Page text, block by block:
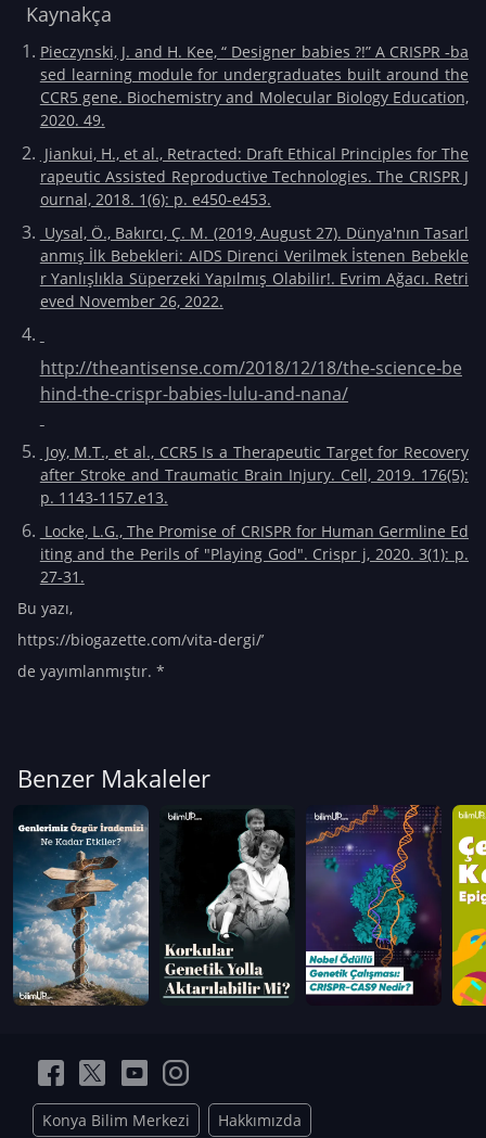
Kaynakça
Pieczynski, J. and H. Kee, “ Designer babies ?!” A CRISPR ‐ba
sed learning module for undergraduates built around the
CCR5 gene. Biochemistry and Molecular Biology Education,
2020. 49.
Jiankui, H., et al., Retracted: Draft Ethical Principles for The
rapeutic Assisted Reproductive Technologies. The CRISPR J
ournal, 2018. 1(6): p. e450-e453.
Uysal, Ö., Bakırcı, Ç. M. (2019, August 27). Dünya'nın Tasarl
anmış İlk Bebekleri: AIDS Direnci Verilmek İstenen Bebekle
r Yanlışlıkla Süperzeki Yapılmış Olabilir!. Evrim Ağacı. Retri
eved November 26, 2022.
http://theantisense.com/2018/12/18/the-science-be
hind-the-crispr-babies-lulu-and-nana/
Joy, M.T., et al., CCR5 Is a Therapeutic Target for Recovery
after Stroke and Traumatic Brain Injury. Cell, 2019. 176(5):
p. 1143-1157.e13.
Locke, L.G., The Promise of CRISPR for Human Germline Ed
iting and the Perils of "Playing God". Crispr j, 2020. 3(1): p.
27-31.
Bu yazı,
https://biogazette.com/vita-dergi/’
de yayımlanmıştır. *
Benzer Makaleler
Konya Bilim Merkezi Hakkımızda